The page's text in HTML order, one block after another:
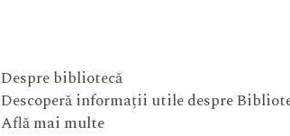
Despre bibliotecă
Descoperă informații utile despre
Află mai multe